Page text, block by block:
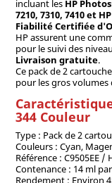
incluant les HP
7210, 7310, 7410 et
Fiabilité Certifiée
HP assurent une
pour le suivi des
Livraison gratuite.
Ce pack de 2
pour les gros
344 Couleur
Type : Pack de 2
Couleurs : Cyan,
Référence : C9505EE /
Contenance : 14 ml
Rendement : Environ